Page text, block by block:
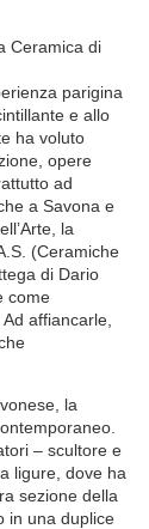
Ceramica di
parigina
e allo
ha voluto
opere
ad
a Savona e
la
(Ceramiche
di Dario
come
affiancarle,
la
– scultore e
ligure, dove ha
sezione della
in una duplice